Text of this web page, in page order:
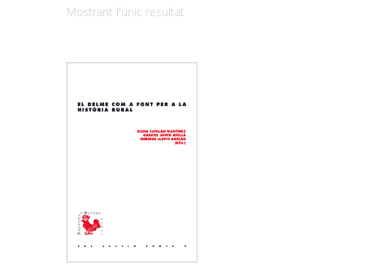
Mostrant l'únic resultat